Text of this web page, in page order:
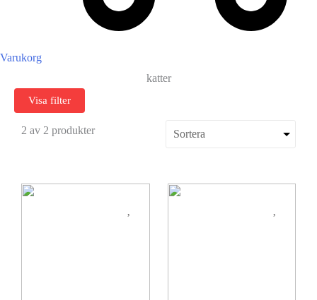
Varukorg
katter
Visa filter
2 av 2 produkter